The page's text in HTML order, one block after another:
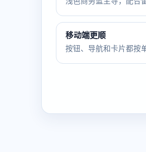
移动端更顺
按钮、导航和卡片都按